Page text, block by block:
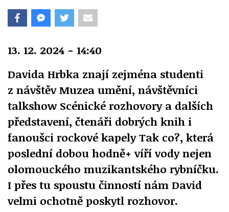
13. 12. 2024 - 14:40
Davida Hrbka znají zejména studenti
z návštěv Muzea umění, návštěvníci
talkshow Scénické rozhovory a dalších
představení, čtenáři dobrých knih i
fanoušci rockové kapely Tak co?, která
poslední dobou hodně+ víří vody nejen
olomouckého muzikantského rybníčku.
I přes tu spoustu činností nám David
velmi ochotně poskytl rozhovor.